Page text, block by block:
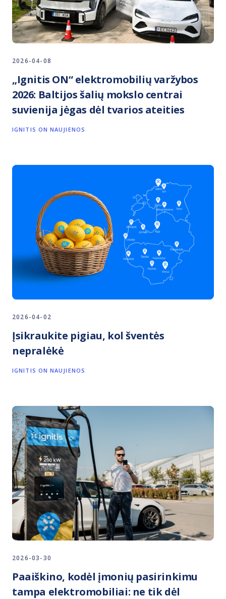
2026-04-08
„Ignitis ON“ elektromobilių varžybos
2026: Baltijos šalių mokslo centrai
suvienija jėgas dėl tvarios ateities
IGNITIS ON NAUJIENOS
2026-04-02
Įsikraukite pigiau, kol šventės
nepralėkė
IGNITIS ON NAUJIENOS
2026-03-30
Paaiškino, kodėl įmonių pasirinkimu
tampa elektromobiliai: ne tik dėl